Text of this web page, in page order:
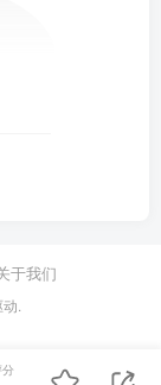
于我们
.